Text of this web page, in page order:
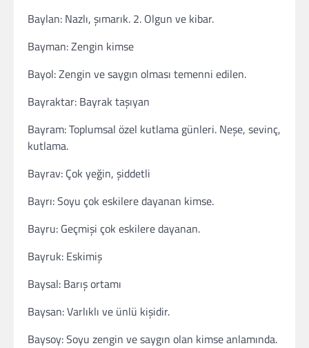
Baylan: Nazlı, şımarık. 2. Olgun ve kibar.
Bayman: Zengin kimse
Bayol: Zengin ve saygın olması temenni edilen.
Bayraktar: Bayrak taşıyan
Bayram: Toplumsal özel kutlama günleri. Neşe, sevinç,
kutlama.
Bayrav: Çok yeğin, şiddetli
Bayrı: Soyu çok eskilere dayanan kimse.
Bayru: Geçmişi çok eskilere dayanan.
Bayruk: Eskimiş
Baysal: Barış ortamı
Baysan: Varlıklı ve ünlü kişidir.
Baysoy: Soyu zengin ve saygın olan kimse anlamında.